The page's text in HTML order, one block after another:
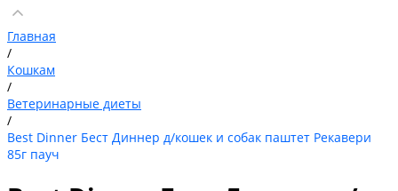
Главная
/
Кошкам
/
Ветеринарные диеты
/
Best Dinner Бест Диннер д/кошек и собак паштет Рекавери
85г пауч